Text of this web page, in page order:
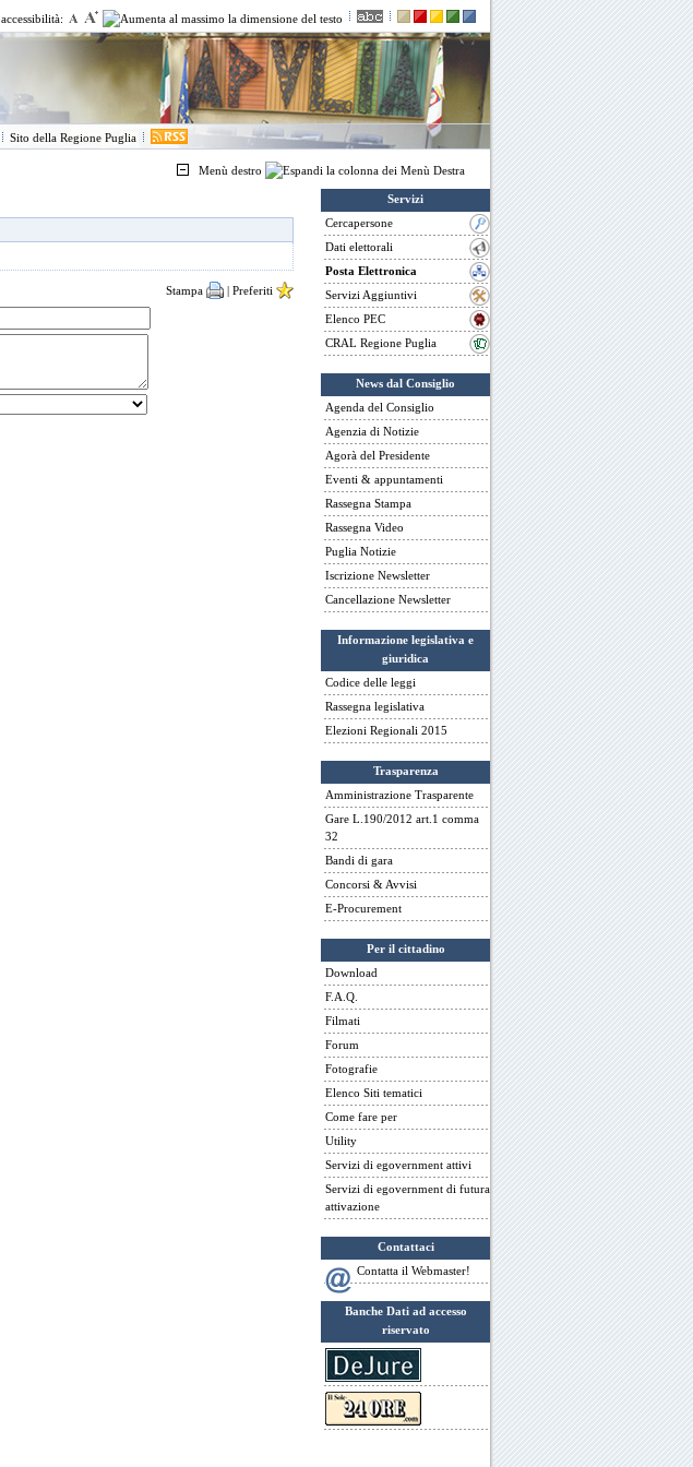
accessibilità:
Sito della Regione Puglia
Menù destro
Stampa | Preferiti
Servizi
Cercapersone
Dati elettorali
Posta Elettronica
Servizi Aggiuntivi
Elenco PEC
CRAL Regione Puglia
News dal Consiglio
Agenda del Consiglio
Agenzia di Notizie
Agorà del Presidente
Eventi & appuntamenti
Rassegna Stampa
Rassegna Video
Puglia Notizie
Iscrizione Newsletter
Cancellazione Newsletter
Informazione legislativa e
giuridica
Codice delle leggi
Rassegna legislativa
Elezioni Regionali 2015
Trasparenza
Amministrazione Trasparente
Gare L.190/2012 art.1 comma
32
Bandi di gara
Concorsi & Avvisi
E-Procurement
Per il cittadino
Download
F.A.Q.
Filmati
Forum
Fotografie
Elenco Siti tematici
Come fare per
Utility
Servizi di egovernment attivi
Servizi di egovernment di futura
attivazione
Contattaci
Contatta il Webmaster!
Banche Dati ad accesso
riservato